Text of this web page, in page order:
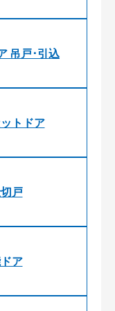
吊戸･引込
トドア
戸
ア